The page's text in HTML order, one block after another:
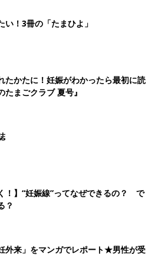
い！3冊の「たまひよ」
たかたに！妊娠がわかったら最初に読
たまごクラブ 夏号』
！】“妊娠線”ってなぜできるの？ で
？
外来」をマンガでレポート★男性が受